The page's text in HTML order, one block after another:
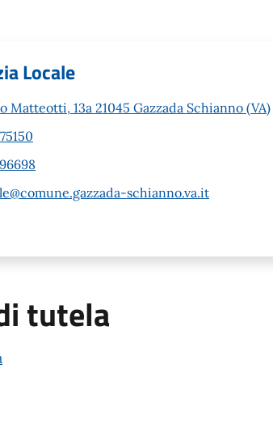
Locale
Matteotti, 13a 21045 Gazzada Schianno (VA)
schianno.va.it
tutela